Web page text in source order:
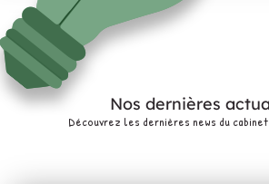
Nos dernières
Découvrez les dernières news du